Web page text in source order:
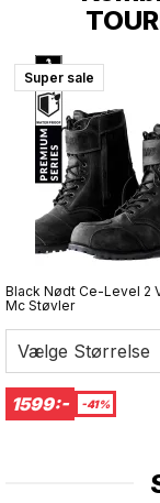
Super sale
Black Nødt Ce-Level 2
Mc Støvler
Vælge Størrelse
1599:- -41%